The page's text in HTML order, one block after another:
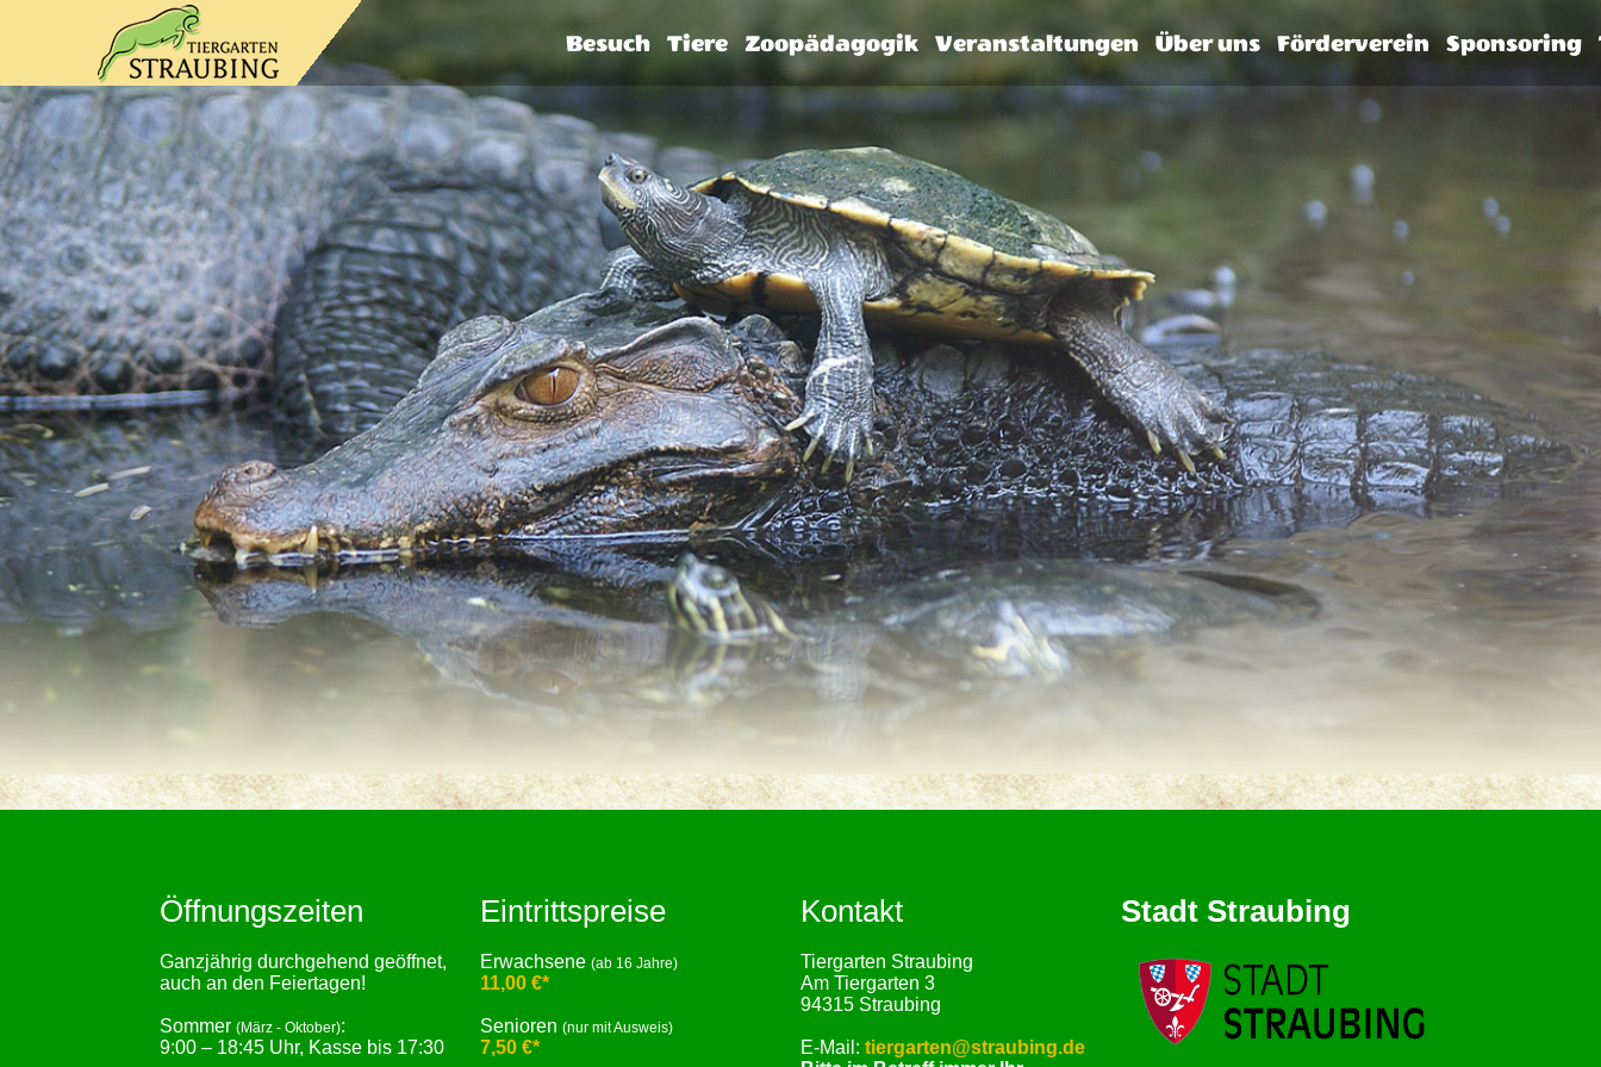
Besuch Tiere Zoopädagogik Veranstaltungen Über uns Förderverein Sponsoring
Öffnungszeiten
Ganzjährig durchgehend geöffnet,
auch an den Feiertagen!
Sommer(März - Oktober):
9:00 – 18:45 Uhr, Kasse bis 17:30
Eintrittspreise
Erwachsene(ab 16 Jahre)
11,00 €*
Senioren(nur mit Ausweis)
7,50 €*
Kontakt
Tiergarten Straubing
Am Tiergarten 3
94315 Straubing
E-Mail: tiergarten@straubing.de
Stadt Straubing